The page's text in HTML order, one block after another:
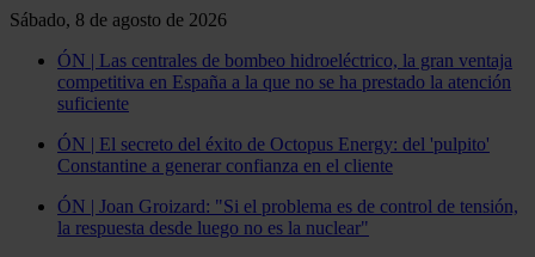
Sábado, 8 de agosto de 2026
ÓN | Las centrales de bombeo hidroeléctrico, la gran ventaja
competitiva en España a la que no se ha prestado la atención
suficiente
ÓN | El secreto del éxito de Octopus Energy: del 'pulpito'
Constantine a generar confianza en el cliente
ÓN | Joan Groizard: "Si el problema es de control de tensión,
la respuesta desde luego no es la nuclear"